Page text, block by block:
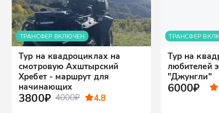
ТРАНСФЕР ВКЛЮЧЕН
Тур на квадроциклах на
смотровую Ахштырский
Хребет - маршрут для
начинающих
3800₽ 4000₽ 4.8
ТРАНСФЕР
Тур на
любителей
"Джунгли"
6000₽